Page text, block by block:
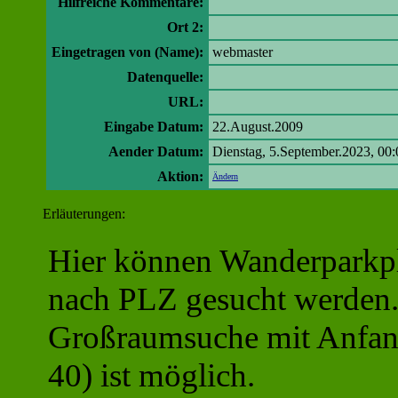
Ort 2:
Eingetragen von (Name):
webmaster
Datenquelle:
URL:
Eingabe Datum:
22.August.2009
Aender Datum:
Dienstag, 5.September.2023,
Aktion:
Ändern
Erläuterungen:
Hier können
nach PLZ gesucht
Großraumsuche mit
40) ist möglich.